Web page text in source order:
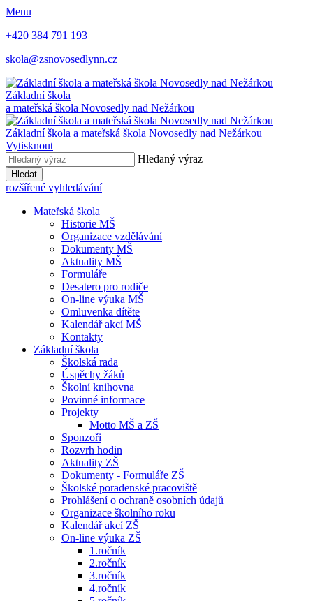
Menu
+420 384 791 193
skola@zsnovosedlynn.cz
Základní škola
a mateřská škola Novosedly nad Nežárkou
Základní škola a mateřská škola Novosedly nad Nežárkou
Vytisknout
Hledaný výraz
Hledat
rozšířené vyhledávání
Mateřská škola
Historie MŠ
Organizace vzdělávání
Dokumenty MŠ
Aktuality MŠ
Formuláře
Desatero pro rodiče
On-line výuka MŠ
Omluvenka dítěte
Kalendář akcí MŠ
Kontakty
Základní škola
Školská rada
Úspěchy žáků
Školní knihovna
Povinné informace
Projekty
Motto MŠ a ZŠ
Sponzoři
Rozvrh hodin
Aktuality ZŠ
Dokumenty - Formuláře ZŠ
Školské poradenské pracoviště
Prohlášení o ochraně osobních údajů
Organizace školního roku
Kalendář akcí ZŠ
On-line výuka ZŠ
1.ročník
2.ročník
3.ročník
4.ročník